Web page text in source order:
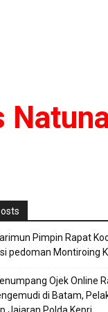
Pimpin Rapat
pedoman Montiroing
Ojek Online
di Batam,